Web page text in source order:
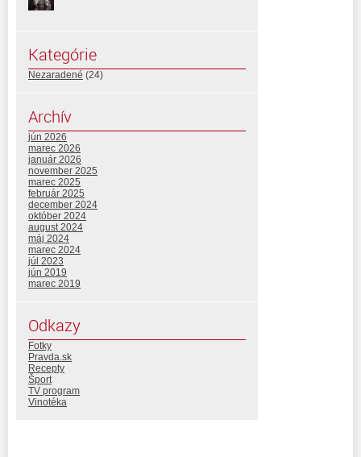
Kategórie
Nezaradené (24)
Archív
jún 2026
marec 2026
január 2026
november 2025
marec 2025
február 2025
december 2024
október 2024
august 2024
máj 2024
marec 2024
júl 2023
jún 2019
marec 2019
Odkazy
Fotky
Pravda.sk
Recepty
Šport
TV program
Vinotéka